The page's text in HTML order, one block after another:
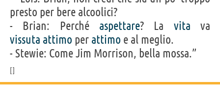
presto per bere alcoolici?
- Brian: Perché aspettare? La vita va
vissuta attimo per attimo e al meglio.
- Stewie: Come Jim Morrison, bella mossa.”